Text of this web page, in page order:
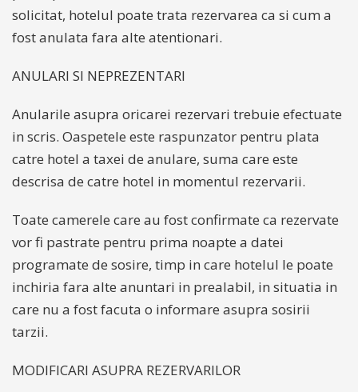
solicitat, hotelul poate trata rezervarea ca si cum a
fost anulata fara alte atentionari.
ANULARI SI NEPREZENTARI
Anularile asupra oricarei rezervari trebuie efectuate
in scris. Oaspetele este raspunzator pentru plata
catre hotel a taxei de anulare, suma care este
descrisa de catre hotel in momentul rezervarii.
Toate camerele care au fost confirmate ca rezervate
vor fi pastrate pentru prima noapte a datei
programate de sosire, timp in care hotelul le poate
inchiria fara alte anuntari in prealabil, in situatia in
care nu a fost facuta o informare asupra sosirii
tarzii.
MODIFICARI ASUPRA REZERVARILOR